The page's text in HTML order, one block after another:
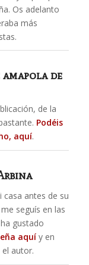
Os adelanto
más
de
de la
Podéis
aquí.
antes de su
seguís en las
gustado
aquíy en
autor.